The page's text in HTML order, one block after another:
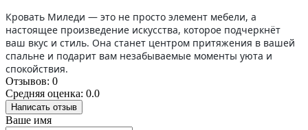
Кровать Миледи — это не просто элемент мебели, а
настоящее произведение искусства, которое подчеркнёт
ваш вкус и стиль. Она станет центром притяжения в вашей
спальне и подарит вам незабываемые моменты уюта и
спокойствия.
Отзывов: 0
Средняя оценка: 0.0
Написать отзыв
Ваше имя